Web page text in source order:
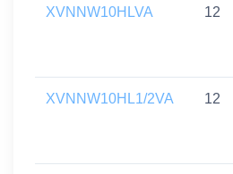
XVNNW10HLVA 12
XVNNW10HL1/2VA 12